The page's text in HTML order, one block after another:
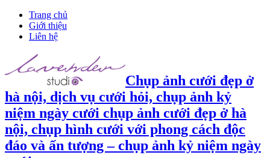
Trang chủ
Giới thiệu
Liên hệ
Chụp ảnh cưới đẹp ở
hà nội, dịch vụ cưới hỏi, chụp ảnh kỷ
niệm ngày cưới chụp ảnh cưới đẹp ở hà
nội, chụp hình cưới với phong cách độc
đáo và ấn tượng – chụp ảnh kỷ niệm ngày